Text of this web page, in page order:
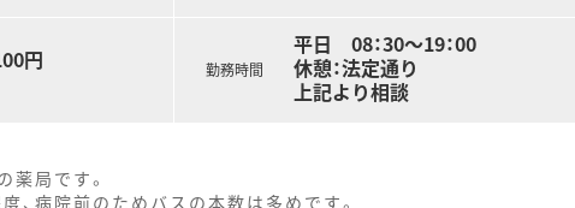
円 勤務時間
平日 08：30～19：00
休憩：法定通り
上記より相談
局です。
病院前のためバスの本数は多めです。